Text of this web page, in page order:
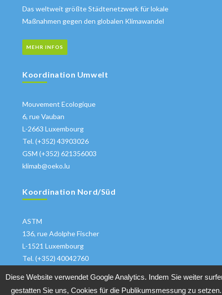
Das weltweit größte Städtenetzwerk für lokale
Maßnahmen gegen den globalen Klimawandel
MEHR INFOS
Koordination Umwelt
Mouvement Ecologique
6, rue Vauban
L-2663 Luxembourg
Tel. (+352) 43903026
GSM (+352) 621356003
klimab@oeko.lu
Koordination Nord/Süd
ASTM
136, rue Adolphe Fischer
L-1521 Luxembourg
Tel. (+352) 40042760
Diese Website verwendet Google Analytics. Indem Sie weiter
gestatten Sie uns, Cookies für die Publikumsmessung zu setzen.